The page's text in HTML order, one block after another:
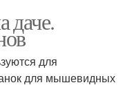
даче.
для
для мышевидных